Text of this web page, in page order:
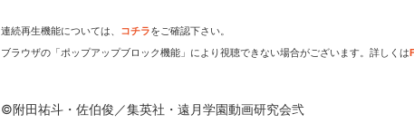
連続再生機能については、 コチラをご確認下さい。
ブラウザの「ポップアップブロック機能」により視聴できない場合がございます。詳しくは
©附田祐斗・佐伯俊／集英社・遠月学園動画研究会弐